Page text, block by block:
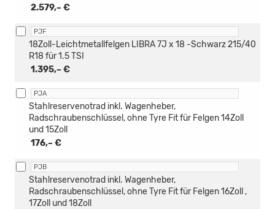
2.579,– €
PJF
1.395,– €
18Zoll-Leichtmetallfelgen LIBRA 7J x 18 -Schwarz 215/40
R18 für 1.5 TSI
PJA
176,– €
Stahlreservenotrad inkl. Wagenheber,
Radschraubenschlüssel, ohne Tyre Fit für Felgen 14Zoll
und 15Zoll
PJB
Stahlreservenotrad inkl. Wagenheber,
Radschraubenschlüssel, ohne Tyre Fit für Felgen 16Zoll ,
17Zoll und 18Zoll